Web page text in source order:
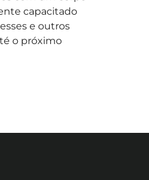
capacitado
e outros
o próximo